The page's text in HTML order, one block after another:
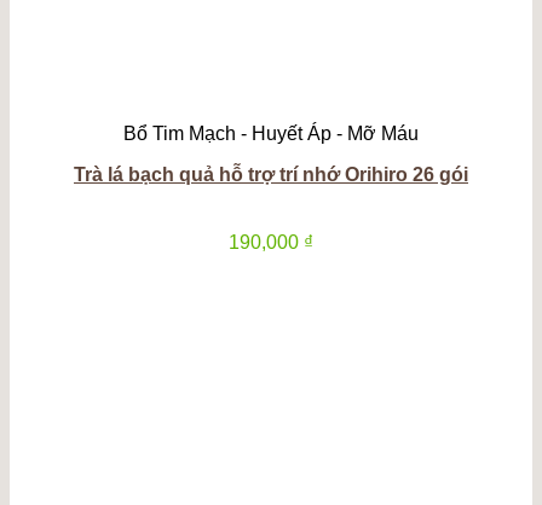
Bổ Tim Mạch - Huyết Áp - Mỡ Máu
Trà lá bạch quả hỗ trợ trí nhớ Orihiro 26 gói
190,000 ₫